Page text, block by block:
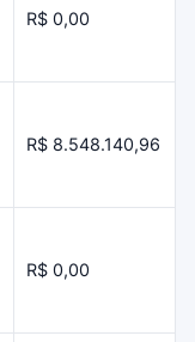
R$ 0,00
R$ 8.548.140,96
R$ 0,00